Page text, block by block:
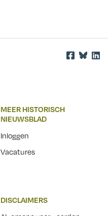
MEER HISTORISCH
NIEUWSBLAD
Inloggen
Vacatures
DISCLAIMERS